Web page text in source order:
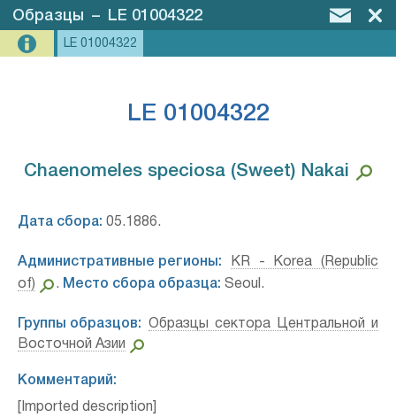
Образцы – LE 01004322
LE 01004322
LE 01004322
Chaenomeles speciosa (Sweet) Nakai⁣
Дата сбора: 05.1886.
Административные регионы:
KR - Korea (Republic
of)
. Место сбора образца: Seoul.
Группы образцов:
Образцы сектора Центральной и
Восточной Азии
Комментарий:
[Imported description]